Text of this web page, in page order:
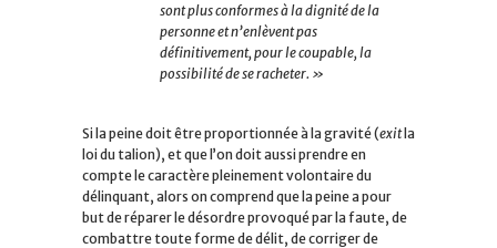
sont plus conformes à la dignité de la
personne et n’enlèvent pas
définitivement, pour le coupable, la
possibilité de se racheter. »
Si la peine doit être proportionnée à la gravité (exitla
loi du talion), et que l’on doit aussi prendre en
compte le caractère pleinement volontaire du
délinquant, alors on comprend que la peine a pour
but de réparer le désordre provoqué par la faute, de
combattre toute forme de délit, de corriger de